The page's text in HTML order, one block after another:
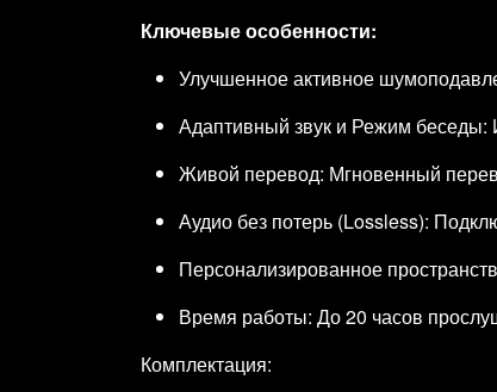
Ключевые особенности:
Улучшенное активное
Адаптивный звук и Режим беседы:
Живой перевод: Мгновенный
Аудио без потерь (Lossless):
Персонализированное
Время работы: До 20 часов
Комплектация: